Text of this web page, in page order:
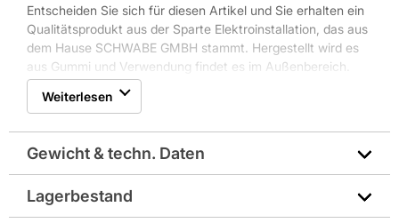
Entscheiden Sie sich für diesen Artikel und Sie erhalten ein
Qualitätsprodukt aus der Sparte Elektroinstallation, das aus
dem Hause SCHWABE GMBH stammt. Hergestellt wird es
aus Gummi und Verwendung findet es im Außenbereich.
Dort kann man es beispielsweise in Industrieanlagen
verwenden. Die Oberfläche ist strahlwassergeschützt,
Öse zum Aufhängen, geprüft nach DIN VDE 0620-1, DIN
VDE 0282-4
Weiterlesen
Gewicht & techn. Daten
Elektrische Stromstärke in Ampere: 16 A
Lagerbestand